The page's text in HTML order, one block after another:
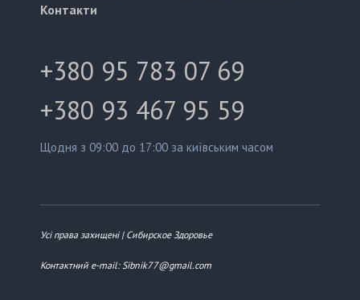
Контакти
+380 95 783 07 69
+380 93 467 95 59
Щодня з 09:00 до 17:00 за київським часом
Усі права захищені | Сибирское Здоровье
Контактний e-mail: Sibnik77@gmail.com